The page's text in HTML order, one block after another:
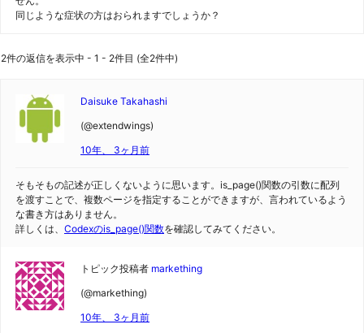
同じような症状の方はおられますでしょうか？
2件の返信を表示中 - 1 - 2件目 (全2件中)
Daisuke Takahashi
(@extendwings)
10年、 3ヶ月前
そもそもの記述が正しくないように思います。is_page()関数の引数に配列
を渡すことで、複数ページを指定することができますが、言われているよう
な書き方はありません。
詳しくは、 Codexのis_page()関数を確認してみてください。
トピック投稿者 markething
(@markething)
10年、 3ヶ月前